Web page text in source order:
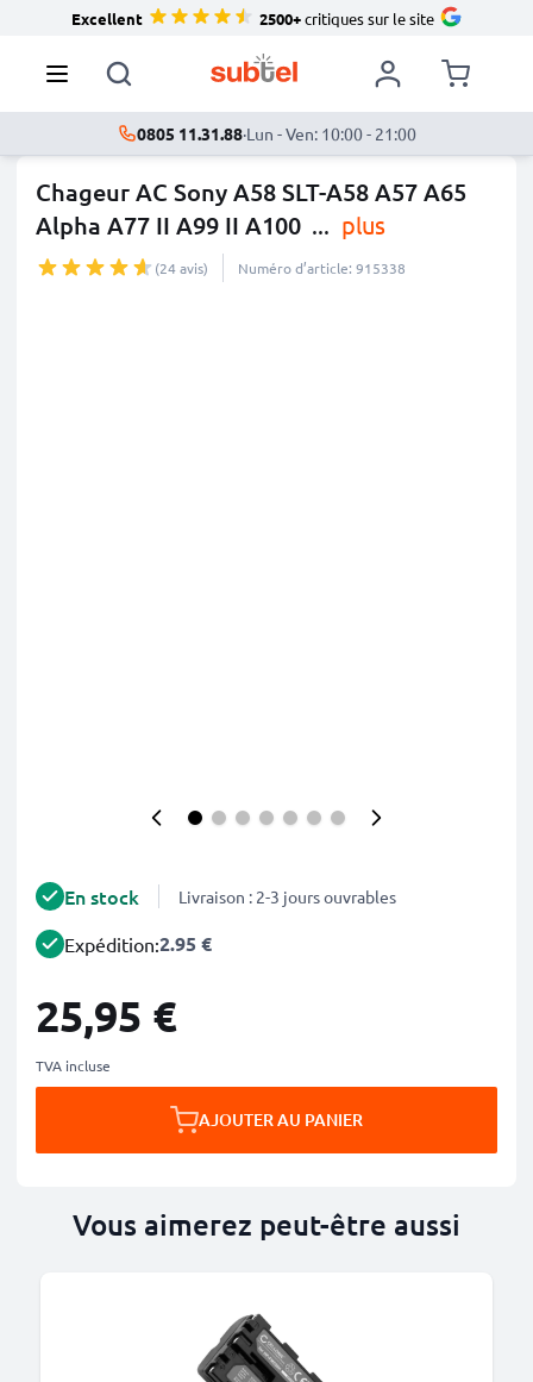
Excellent 2500+critiques sur le site
0805 11.31.88·Lun - Ven: 10:00 - 21:00
Chageur AC Sony A58 SLT-A58 A57 A65
Alpha A77 II A99 II A100 ... plus
(24 avis) Numéro d’article: 915338
En stock Livraison : 2-3 jours ouvrables
Expédition:2.95 €
25,95 €
TVA incluse
AJOUTER AU PANIER
Vous aimerez peut-être aussi